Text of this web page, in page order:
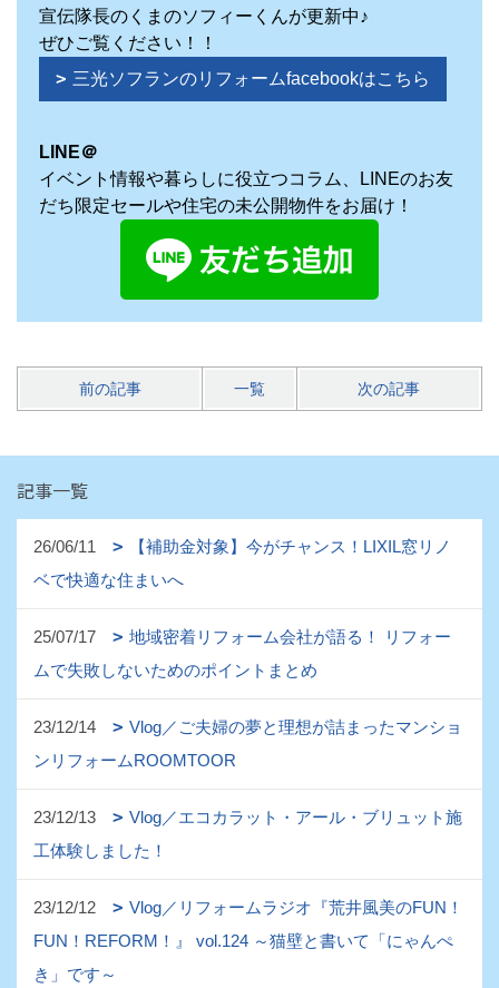
宣伝隊長のくまのソフィーくんが更新中♪
ぜひご覧ください！！
三光ソフランのリフォームfacebookはこちら
LINE＠
イベント情報や暮らしに役立つコラム、LINEのお友
だち限定セールや住宅の未公開物件をお届け！
前の記事 一覧 次の記事
記事一覧
26/06/11
【補助金対象】今がチャンス！LIXIL窓リノ
ベで快適な住まいへ
25/07/17
地域密着リフォーム会社が語る！ リフォー
ムで失敗しないためのポイントまとめ
23/12/14
Vlog／ご夫婦の夢と理想が詰まったマンショ
ンリフォームROOMTOOR
23/12/13
Vlog／エコカラット・アール・ブリュット施
工体験しました！
23/12/12
Vlog／リフォームラジオ『荒井風美のFUN！
FUN！REFORM！』 vol.124 ～猫壁と書いて「にゃんぺ
き」です～